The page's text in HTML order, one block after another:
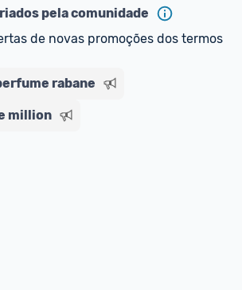
Platinum.
sempre pode contar ajuda da
tirar dúvidas ou acionar os
marcando @admin
pela comunidade
de novas promoções dos termos
rabane
million